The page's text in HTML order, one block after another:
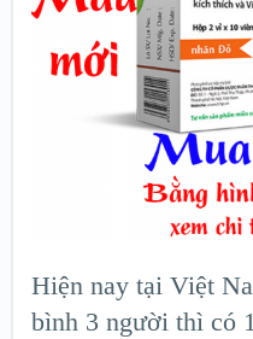
Hiện nay tại Việt
bình 3 người thì có